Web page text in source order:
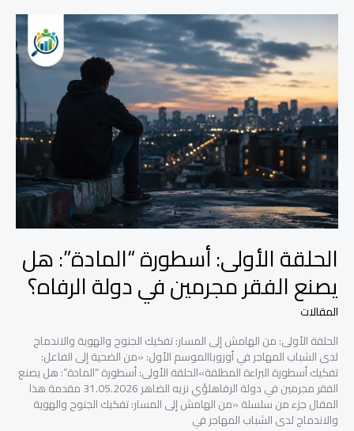
الحلقة الأولى: أسطورة “المادة”: هل
يصنع الفقر مجرمين في دولة الرفاه؟
المقالات
الحلقة الأولى: من الهامش إلى المسار: تفكيك الجنوح والهوية والاندماج
لدى الشباب المهاجر في أوروباالموسم الأول: «من الضحية إلى الفاعل:
تفكيك أسطورة البراءة المطلقة»الحلقة الأولى: أسطورة “المادة”: هل يصنع
الفقر مجرمين في دولة الرفاهلؤي نزيه الضاهر 31.05.2026 مقدمة هذا
المقال جزء من سلسلة «من الهامش إلى المسار: تفكيك الجنوح والهوية
والاندماج لدى الشباب المهاجر في
الحلقة
أسطورة
“المادة”:
هل
يصنع
الفقر
مجرمين
دولة
الرفاه؟